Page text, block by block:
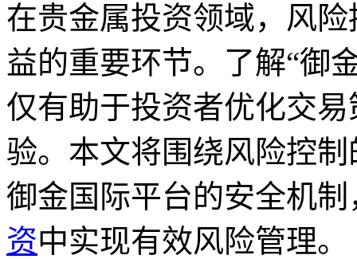
在贵金属投资领域，风
益的重要环节。了解“御
仅有助于投资者优化交
验。本文将围绕风险控
御金国际平台的安全机
资中实现有效风险管理。